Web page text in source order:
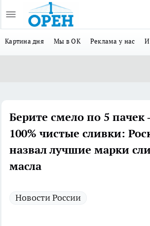
Картина дня Мы в ОК Реклама у нас
Берите смело по 5 пачек
100% чистые сливки:
назвал лучшие марки
масла
Новости России